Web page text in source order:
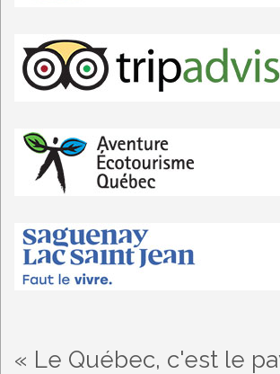
« Le Québec, c'est le